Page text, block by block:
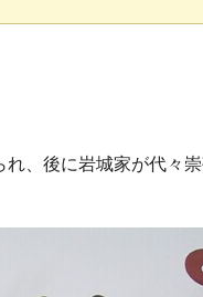
、後に岩城家が代々